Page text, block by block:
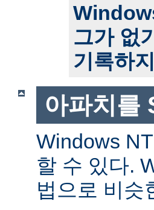
그가 없
기록하
아파치를
Windows
할 수 있다.
법으로 비슷